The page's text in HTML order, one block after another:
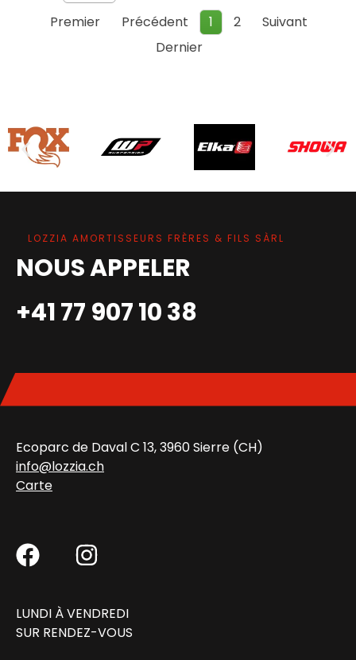
Premier
Précédent 1 2
Suivant
Dernier
LOZZIA AMORTISSEURS FRÈRES & FILS SÀRL
NOUS APPELER
+41 77 907 10 38
Ecoparc de Daval C 13, 3960 Sierre (CH)
info@lozzia.ch
Carte
LUNDI À VENDREDI
SUR RENDEZ-VOUS